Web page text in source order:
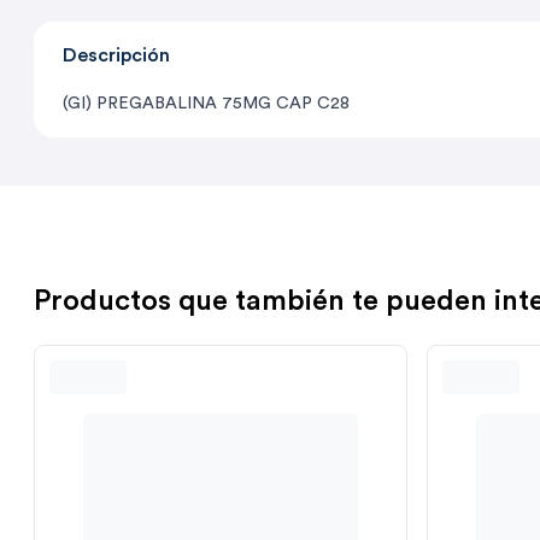
Descripción
(GI) PREGABALINA 75MG CAP C28
Productos que también te pueden